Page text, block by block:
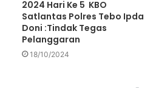
2024 Hari Ke 5 KBO
Satlantas Polres Tebo Ipda
Doni :Tindak Tegas
Pelanggaran
18/10/2024